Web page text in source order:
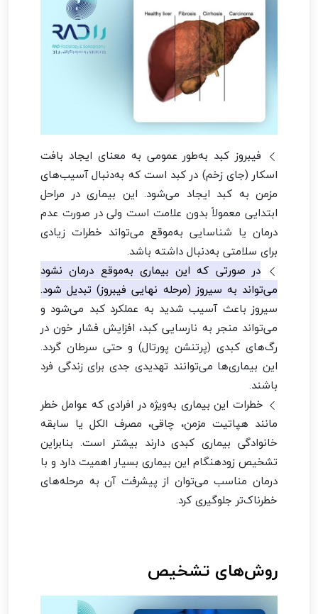
فیبروز کبد به‌طور عمومی به معنای ایجاد بافت
اسکار (جای زخم) در کبد است که به‌دنبال آسیب‌های
مزمن به کبد ایجاد می‌شود. این بیماری در مراحل
ابتدایی معمولاً بدون علامت است ولی در صورت عدم
درمان یا شناسایی به‌موقع می‌تواند خطرات زیادی
برای سلامتی به‌دنبال داشته باشد.
در صورتی که این بیماری به‌موقع درمان نشود
می‌تواند به سیروز (مرحله نهایی فیبروز) تبدیل شود.
سیروز باعث آسیب شدید به عملکرد کبد می‌شود و
می‌تواند منجر به نارسایی کبد، افزایش فشار خون در
رگ‌های کبدی (پرتنشن پورتال) و حتی سرطان گردد.
این بیماری‌ها می‌توانند تهدیدی جدی برای زندگی فرد
باشند.
خطرات این بیماری به‌ویژه در افرادی که عوامل خطر
مانند هپاتیت مزمن، چاقی، مصرف الکل یا سابقه
خانوادگی بیماری کبدی دارند بیشتر است. بنابراین
تشخیص زودهنگام این بیماری بسیار اهمیت دارد و با
درمان مناسب می‌توان از پیشرفت آن به مرحله‌های
خطرناک‌تر جلوگیری کرد.
روش‌های تشخیص